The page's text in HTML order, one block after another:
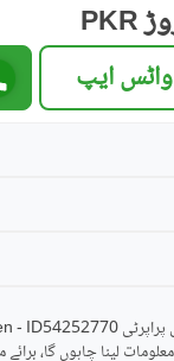
PKR
واٹس ایپ